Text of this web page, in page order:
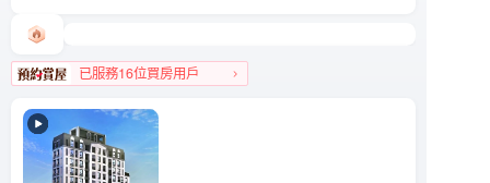
已服務16位買房用戶